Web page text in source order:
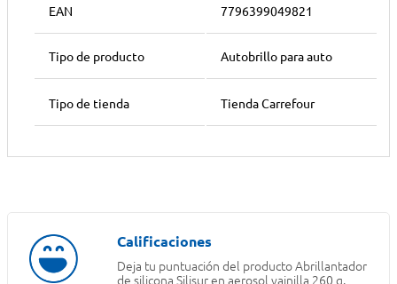
EAN 7796399049821
Tipo de producto Autobrillo para auto
Tipo de tienda Tienda Carrefour
Deja tu puntuación del producto Abrillantador
de silicona Silisur en aerosol vainilla 260 g.